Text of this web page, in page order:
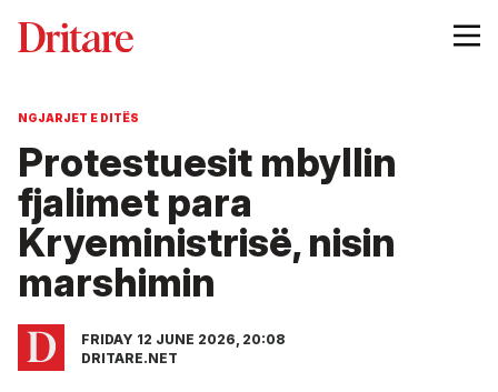
NGJARJET E DITËS
Protestuesit mbyllin
fjalimet para
Kryeministrisë, nisin
marshimin
FRIDAY 12 JUNE 2026, 20:08
DRITARE.NET